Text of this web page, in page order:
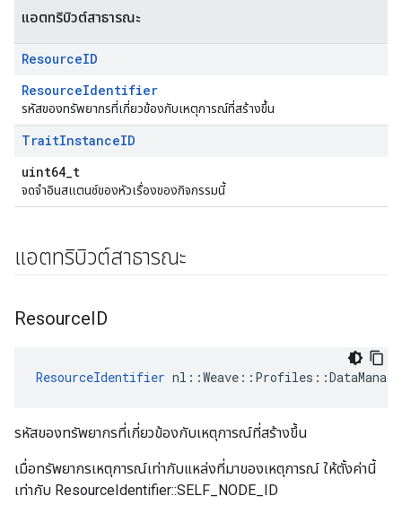
แอตทริบิวต์สาธารณะ
ResourceID
ResourceIdentifier
รหัสของทรัพยากรที่เกี่ยวข้องกับเหตุการณ์ที่สร้างขึ้น
TraitInstanceID
uint64_t
จดจำอินสแตนซ์ของหัวเรื่องของกิจกรรมนี้
แอตทริบิวต์สาธารณะ
ResourceID
ResourceIdentifier
รหัสของทรัพยากรที่เกี่ยวข้องกับเหตุการณ์ที่สร้างขึ้น
เมื่อทรัพยากรเหตุการณ์เท่ากับแหล่งที่มาของเหตุการณ์ ให้ตั้งค่านี้
เท่ากับ ResourceIdentifier::SELF_NODE_ID